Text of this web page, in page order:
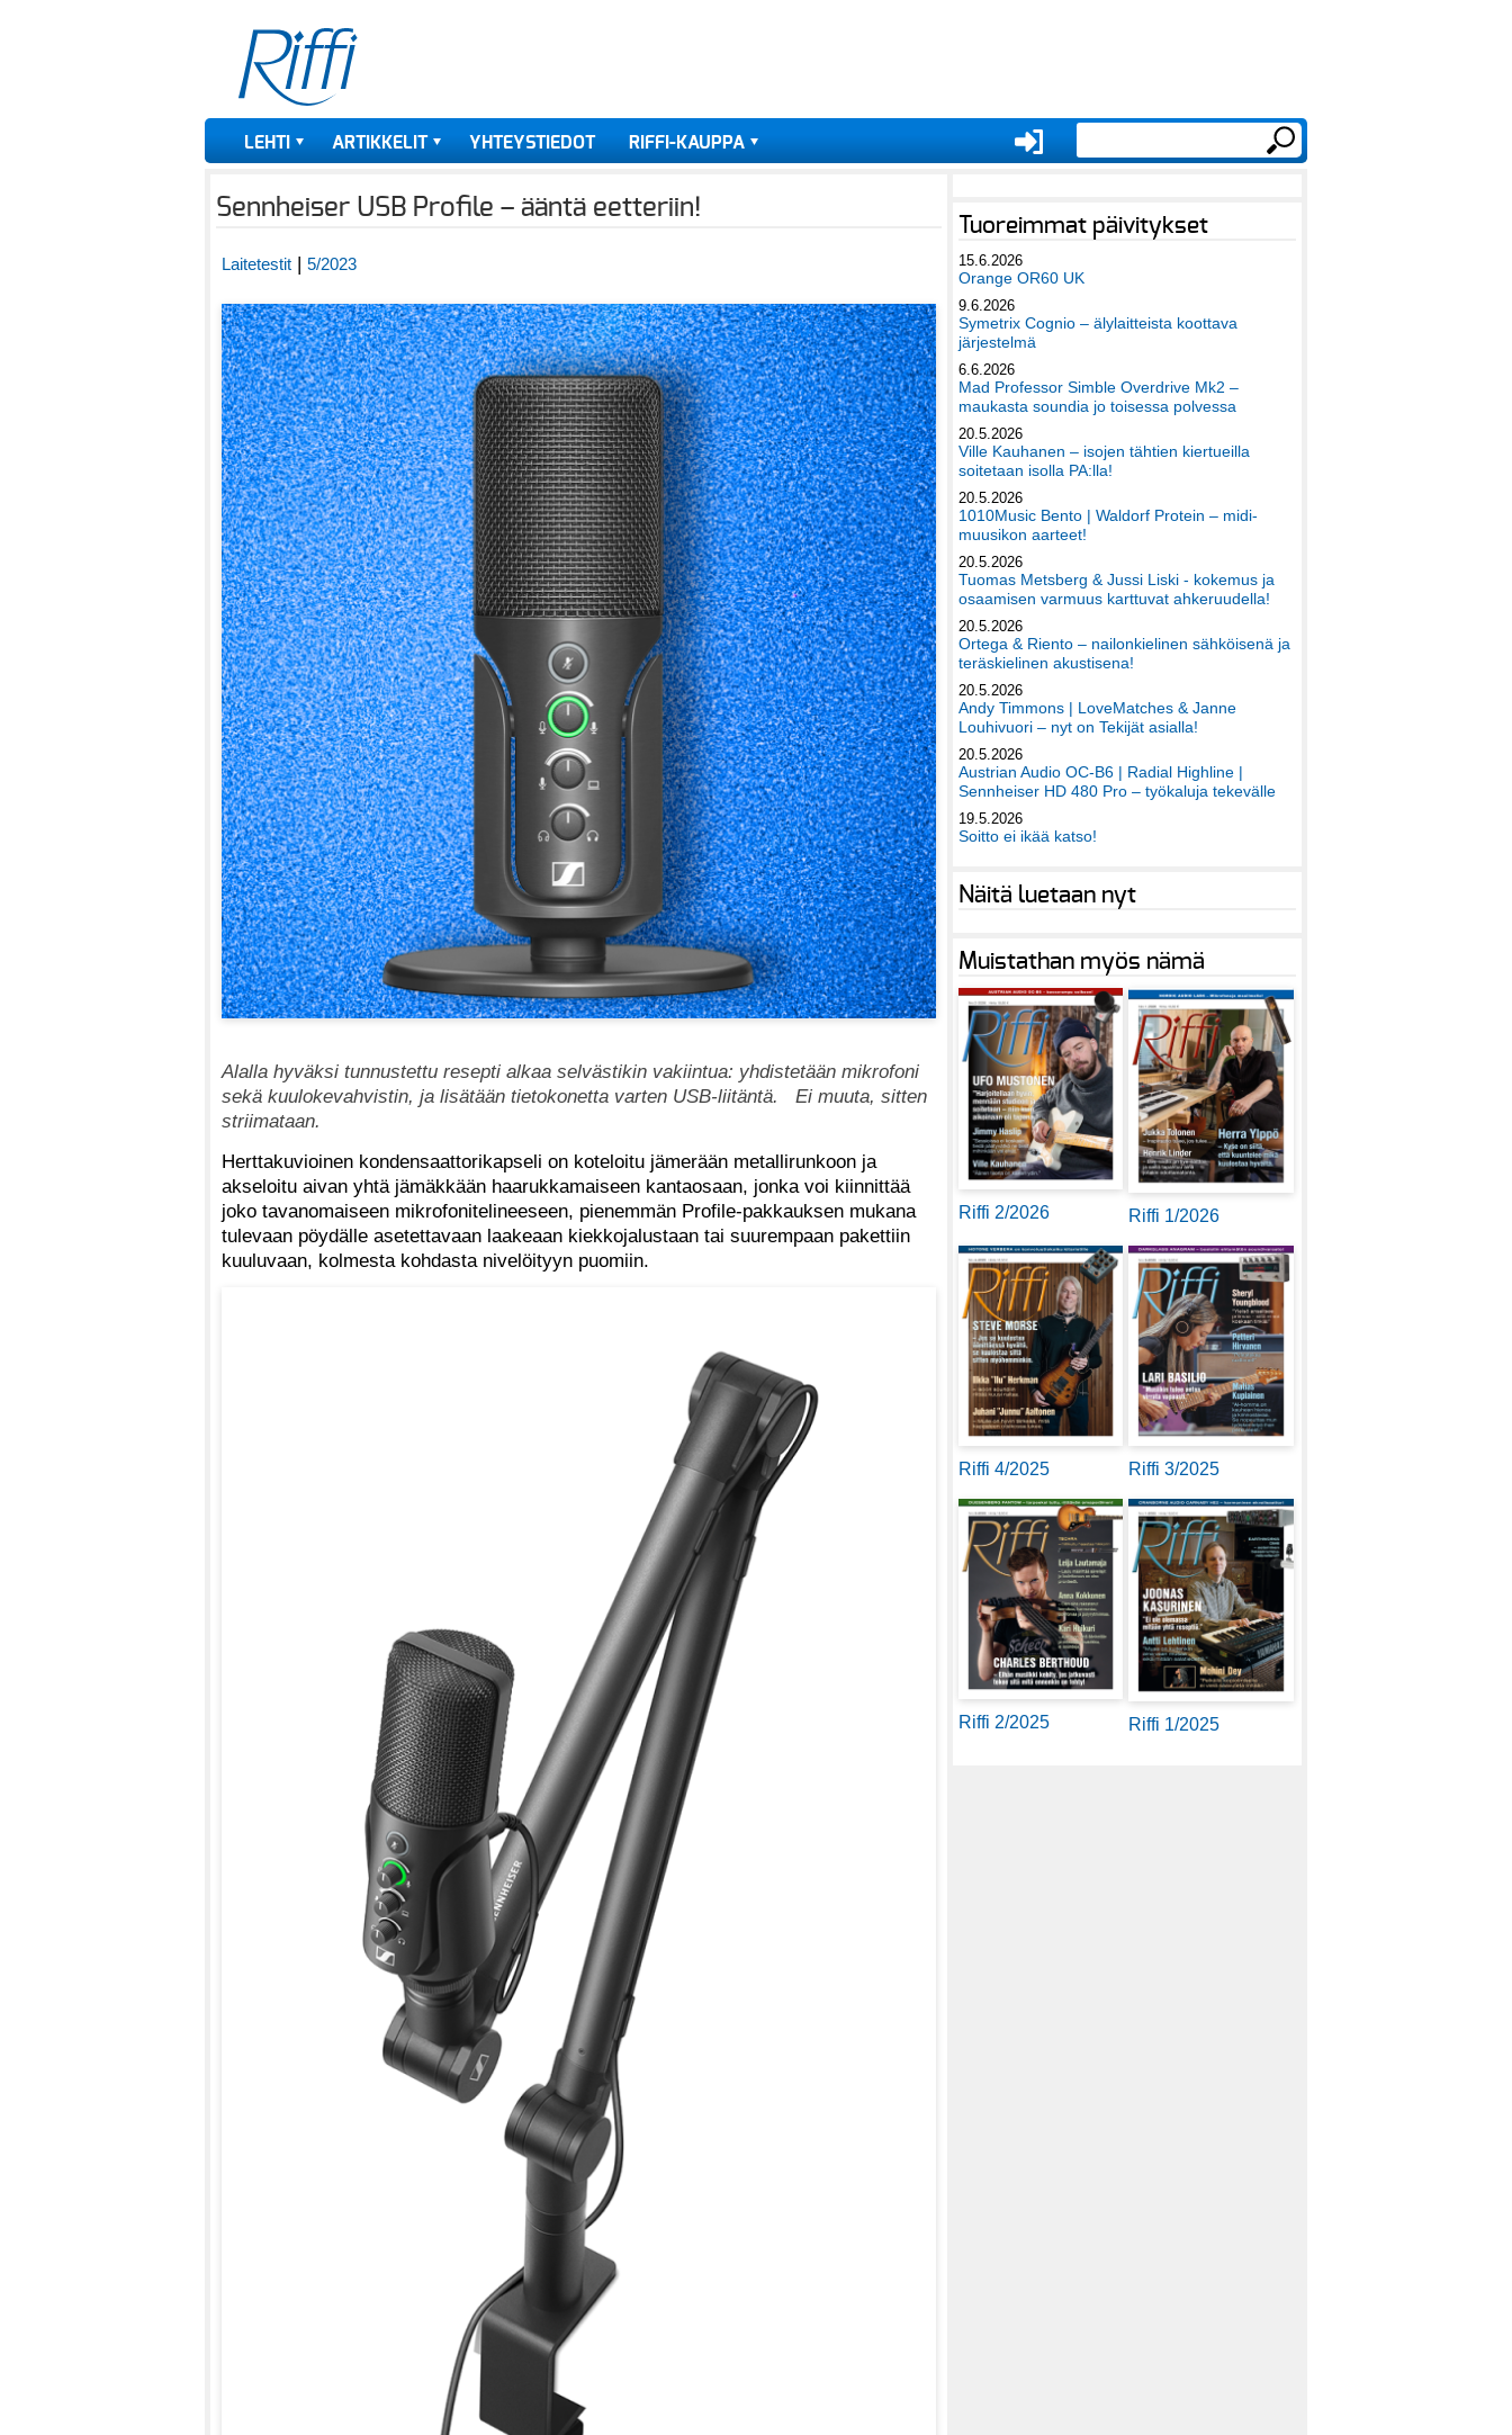
LEHTI ARTIKKELIT YHTEYSTIEDOT RIFFI-KAUPPA
Sennheiser USB Profile – ääntä eetteriin!
Laitetestit | 5/2023
Alalla hyväksi tunnustettu resepti alkaa selvästikin vakiintua: yhdistetään mikrofoni
sekä kuulokevahvistin, ja lisätään tietokonetta varten USB-liitäntä. Ei muuta, sitten
striimataan.
Herttakuvioinen kondensaattorikapseli on koteloitu jämerään metallirunkoon ja
akseloitu aivan yhtä jämäkkään haarukkamaiseen kantaosaan, jonka voi kiinnittää
joko tavanomaiseen mikrofonitelineeseen, pienemmän Profile-pakkauksen mukana
tulevaan pöydälle asetettavaan laakeaan kiekkojalustaan tai suurempaan pakettiin
kuuluvaan, kolmesta kohdasta nivelöityyn puomiin.
Tuoreimmat päivitykset
15.6.2026
Orange OR60 UK
9.6.2026
Symetrix Cognio – älylaitteista koottava
järjestelmä
6.6.2026
Mad Professor Simble Overdrive Mk2 –
maukasta soundia jo toisessa polvessa
20.5.2026
Ville Kauhanen – isojen tähtien kiertueilla
soitetaan isolla PA:lla!
20.5.2026
1010Music Bento | Waldorf Protein – midi-
muusikon aarteet!
20.5.2026
Tuomas Metsberg & Jussi Liski - kokemus ja
osaamisen varmuus karttuvat ahkeruudella!
20.5.2026
Ortega & Riento – nailonkielinen sähköisenä ja
teräskielinen akustisena!
20.5.2026
Andy Timmons | LoveMatches & Janne
Louhivuori – nyt on Tekijät asialla!
20.5.2026
Austrian Audio OC-B6 | Radial Highline |
Sennheiser HD 480 Pro – työkaluja tekevälle
19.5.2026
Soitto ei ikää katso!
Näitä luetaan nyt
Muistathan myös nämä
Riffi 2/2026 Riffi 1/2026
Riffi 4/2025 Riffi 3/2025
Riffi 2/2025 Riffi 1/2025